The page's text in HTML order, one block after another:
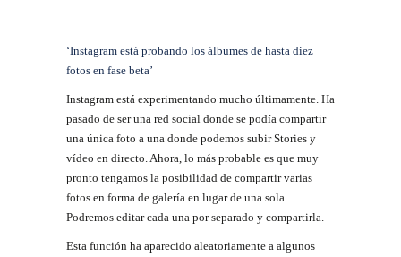
‘Instagram está probando los álbumes de hasta diez
fotos en fase beta’
Instagram está experimentando mucho últimamente. Ha
pasado de ser una red social donde se podía compartir
una única foto a una donde podemos subir Stories y
vídeo en directo. Ahora, lo más probable es que muy
pronto tengamos la posibilidad de compartir varias
fotos en forma de galería en lugar de una sola.
Podremos editar cada una por separado y compartirla.
Esta función ha aparecido aleatoriamente a algunos